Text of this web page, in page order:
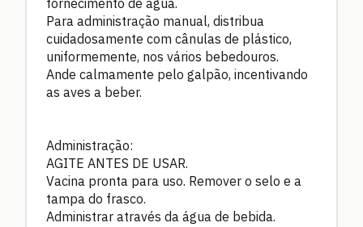
Para administração manual, distribua
cuidadosamente com cânulas de plástico,
uniformemente, nos vários bebedouros.
Ande calmamente pelo galpão, incentivando
as aves a beber.
Administração:
AGITE ANTES DE USAR.
Vacina pronta para uso. Remover o selo e a
tampa do frasco.
Administrar através da água de bebida.